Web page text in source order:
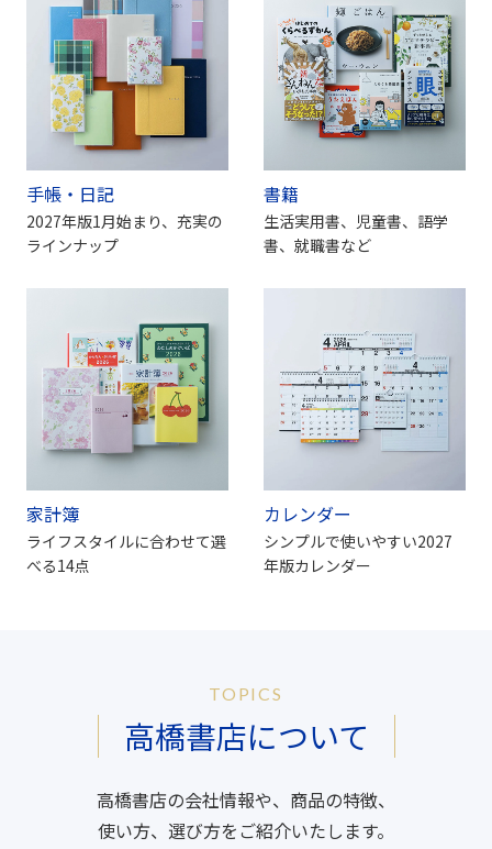
手帳・日記
2027年版1月始まり、充実の
ラインナップ
書籍
生活実用書、児童書、語学
書、就職書など
家計簿
ライフスタイルに合わせて選
べる14点
カレンダー
シンプルで使いやすい2027
年版カレンダー
TOPICS
高橋書店について
高橋書店の会社情報や、商品の特徴、
使い方、選び方をご紹介いたします。